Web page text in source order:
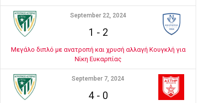
September 22, 2024
1 - 2
Μεγάλο διπλό με ανατροπή και χρυσή αλλαγή Κουγκλή για
Νίκη Ευκαρπίας
September 7, 2024
4- 0